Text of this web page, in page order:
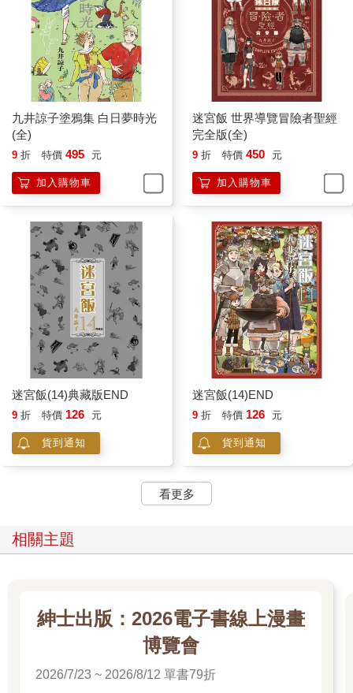
九井諒子塗鴉集 白日夢時光
(全)
9 折 特價 495 元
加入購物車
迷宮飯 世界導覽冒險者聖經
完全版(全)
9 折 特價 450 元
加入購物車
迷宮飯(14)典藏版END
9 折 特價 126 元
貨到通知
迷宮飯(14)END
9 折 特價 126 元
貨到通知
看更多
相關主題
紳士出版：2026電子書線上漫畫
博覽會
2026/7/23 ~ 2026/8/12 單書79折